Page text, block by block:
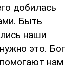
добилась
Быть
наши
это. Бог
нам